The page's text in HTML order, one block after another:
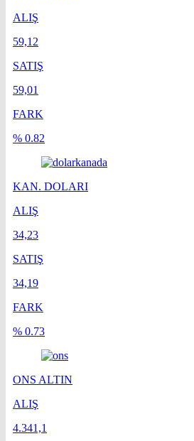
ALIŞ
59,12
SATIŞ
59,01
FARK
% 0.82
KAN. DOLARI
ALIŞ
34,23
SATIŞ
34,19
FARK
% 0.73
ONS ALTIN
ALIŞ
4.341,1